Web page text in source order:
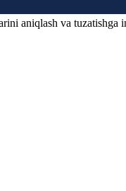
aniqlash va tuzatishga